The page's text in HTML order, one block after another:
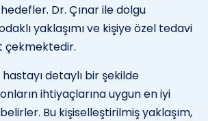
Dr. Çınar ile dolgu
yaklaşımı ve kişiye özel tedavi
çekmektedir.
detaylı bir şekilde
ihtiyaçlarına uygun en iyi
Bu kişiselleştirilmiş yaklaşım,